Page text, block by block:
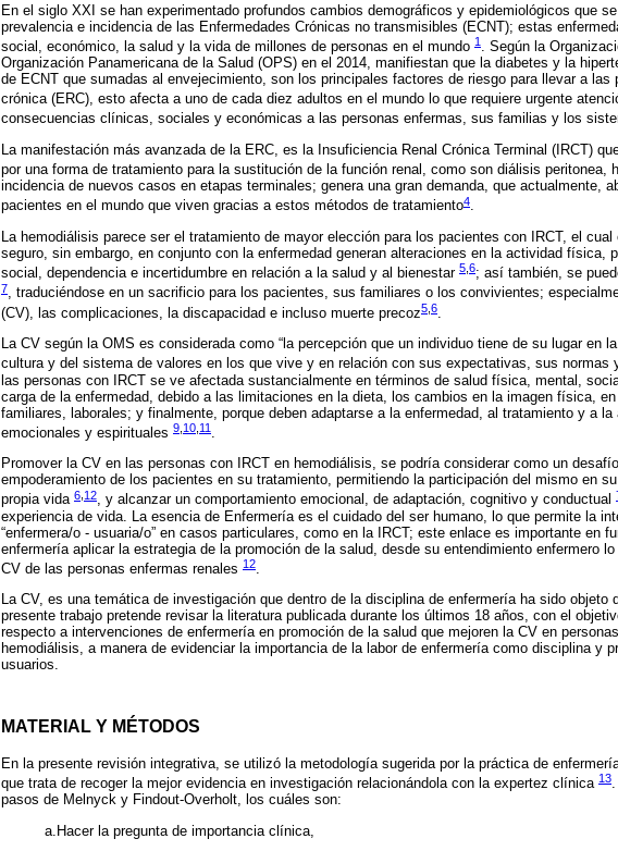
En el siglo XXI se han experimentado profundos cambios demográficos y epidemiológicos que
prevalencia e incidencia de las Enfermedades Crónicas no transmisibles (ECNT); estas
social, económico, la salud y la vida de millones de personas en el mundo 1 . Según la
Organización Panamericana de la Salud (OPS) en el 2014, manifiestan que la diabetes y la
de ECNT que sumadas al envejecimiento, son los principales factores de riesgo para llevar a las
crónica (ERC), esto afecta a uno de cada diez adultos en el mundo lo que requiere urgente
consecuencias clínicas, sociales y económicas a las personas enfermas, sus familias y los
La manifestación más avanzada de la ERC, es la Insuficiencia Renal Crónica Terminal (IRCT)
por una forma de tratamiento para la sustitución de la función renal, como son diálisis peritonea,
incidencia de nuevos casos en etapas terminales; genera una gran demanda, que actualmente,
pacientes en el mundo que viven gracias a estos métodos de tratamiento4.
La hemodiálisis parece ser el tratamiento de mayor elección para los pacientes con IRCT, el
seguro, sin embargo, en conjunto con la enfermedad generan alteraciones en la actividad física,
social, dependencia e incertidumbre en relación a la salud y al bienestar 5 6; así también, se
7, traduciéndose en un sacrificio para los pacientes, sus familiares o los convivientes;
(CV), las complicaciones, la discapacidad e incluso muerte precoz5 6.
La CV según la OMS es considerada como “la percepción que un individuo tiene de su lugar en
cultura y del sistema de valores en los que vive y en relación con sus expectativas, sus normas
las personas con IRCT se ve afectada sustancialmente en términos de salud física, mental,
carga de la enfermedad, debido a las limitaciones en la dieta, los cambios en la imagen física,
familiares, laborales; y finalmente, porque deben adaptarse a la enfermedad, al tratamiento y a la
emocionales y espirituales 9 10 11 .
Promover la CV en las personas con IRCT en hemodiálisis, se podría considerar como un
empoderamiento de los pacientes en su tratamiento, permitiendo la participación del mismo en
propia vida 6 12, y alcanzar un comportamiento emocional, de adaptación, cognitivo y conductual
experiencia de vida. La esencia de Enfermería es el cuidado del ser humano, lo que permite la
“enfermera/o - usuaria/o” en casos particulares, como en la IRCT; este enlace es importante en
enfermería aplicar la estrategia de la promoción de la salud, desde su entendimiento enfermero
CV de las personas enfermas renales 12.
La CV, es una temática de investigación que dentro de la disciplina de enfermería ha sido objeto
presente trabajo pretende revisar la literatura publicada durante los últimos 18 años, con el
respecto a intervenciones de enfermería en promoción de la salud que mejoren la CV en
hemodiálisis, a manera de evidenciar la importancia de la labor de enfermería como disciplina y
usuarios.
MATERIAL Y MÉTODOS
En la presente revisión integrativa, se utilizó la metodología sugerida por la práctica de
que trata de recoger la mejor evidencia en investigación relacionándola con la expertez clínica 13
pasos de Melnyck y Findout-Overholt, los cuáles son:
a.Hacer la pregunta de importancia clínica,